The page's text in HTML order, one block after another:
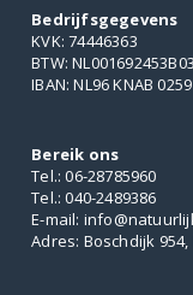
Bedrijfsgegevens
KVK: 74446363
BTW: NL001692453B03
IBAN: NL96 KNAB
Bereik ons
Tel.: 06-28785960
Tel.: 040-2489386
E-mail:
Adres: Boschdijk